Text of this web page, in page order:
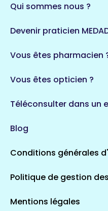
Qui sommes nous ?
Devenir praticien
Vous êtes pharmacien
Vous êtes opticien ?
Téléconsulter dans un
Blog
Conditions générales
Politique de gestion
Mentions légales